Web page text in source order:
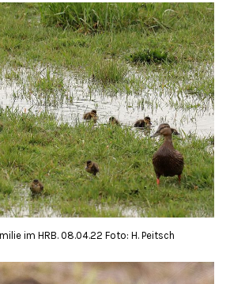
im HRB. 08.04.22 Foto: H. Peitsch